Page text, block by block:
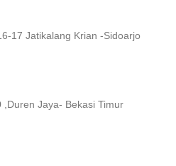
17 Jatikalang Krian -Sidoarjo
Jaya- Bekasi Timur